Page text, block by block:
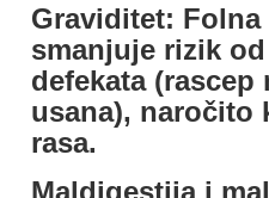
Graviditet:
smanjuje rizik
defekata (rascep
usana), naročito
rasa.
Maldigestija i